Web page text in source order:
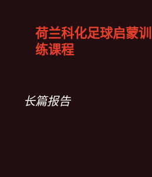
荷兰科化足球启蒙训
练课程
长篇报告